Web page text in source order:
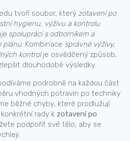
tvoří soubor, který zotavení po
hygienu, výživu a kontrolu
spolupráci s odborníkem a
plánu. Kombinace správné výživy,
kontrolje osvědčený způsob,
dlouhodobé výsledky.
podrobně na každou část
vhodných potravin po techniky
běžné chyby, které prodlužují
rady k zotavení po
podpořit své tělo, aby se